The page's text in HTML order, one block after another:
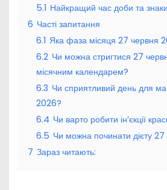
5.1 Найкращий час доби та знаки
6 Часті запитання
6.1 Яка фаза місяця 27 червня
6.2 Чи можна стригтися 27
місячним календарем?
6.3 Чи сприятливий день для
2026?
6.4 Чи варто робити ін’єкції
6.5 Чи можна починати дієту
7 Зараз читають: